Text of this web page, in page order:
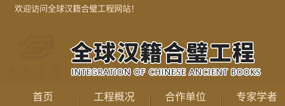
欢迎访问全球汉籍合璧工程网站！
首页 工程概况 合作单位 专家学者